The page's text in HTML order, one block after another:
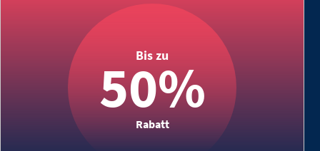
Bis zu
50%
Rabatt